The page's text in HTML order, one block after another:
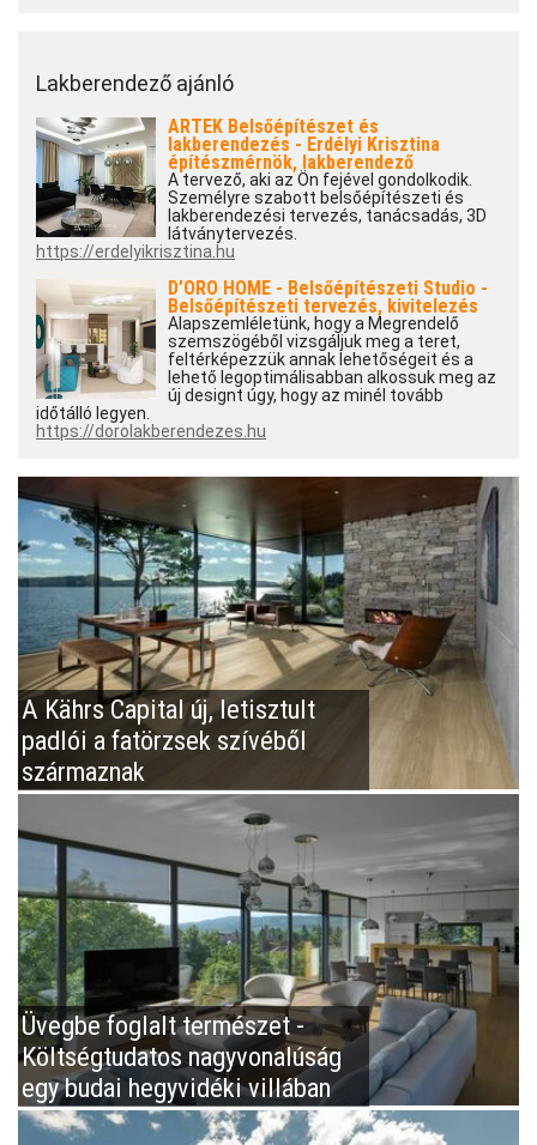
Lakberendező ajánló
ARTEK Belsőépítészet és
lakberendezés - Erdélyi Krisztina
építészmérnök, lakberendező
A tervező, aki az Ön fejével gondolkodik.
Személyre szabott belsőépítészeti és
lakberendezési tervezés, tanácsadás, 3D
látványtervezés.
https://erdelyikrisztina.hu
D’ORO HOME - Belsőépítészeti Studio -
Belsőépítészeti tervezés, kivitelezés
Alapszemléletünk, hogy a Megrendelő
szemszögéből vizsgáljuk meg a teret,
feltérképezzük annak lehetőségeit és a
lehető legoptimálisabban alkossuk meg az
új designt úgy, hogy az minél tovább
időtálló legyen.
https://dorolakberendezes.hu
A Kährs Capital új, letisztult
padlói a fatörzsek szívéből
származnak
Üvegbe foglalt természet -
Költségtudatos nagyvonalúság
egy budai hegyvidéki villában